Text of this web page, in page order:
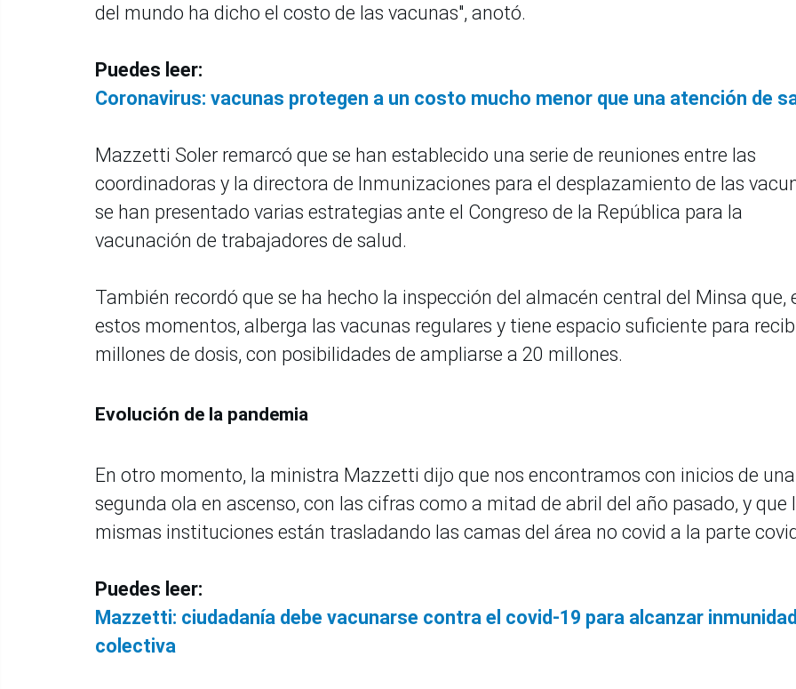
del mundo ha dicho el costo de las vacunas", anotó.
Puedes leer:
Coronavirus: vacunas protegen a un costo mucho menor que una atención de
Mazzetti Soler remarcó que se han establecido una serie de reuniones entre las
coordinadoras y la directora de Inmunizaciones para el desplazamiento de las
se han presentado varias estrategias ante el Congreso de la República para la
vacunación de trabajadores de salud.
También recordó que se ha hecho la inspección del almacén central del Minsa que,
estos momentos, alberga las vacunas regulares y tiene espacio suficiente para
millones de dosis, con posibilidades de ampliarse a 20 millones.
Evolución de la pandemia
En otro momento, la ministra Mazzetti dijo que nos encontramos con inicios de una
segunda ola en ascenso, con las cifras como a mitad de abril del año pasado, y que
mismas instituciones están trasladando las camas del área no covid a la parte
Puedes leer:
Mazzetti: ciudadanía debe vacunarse contra el covid-19 para alcanzar
colectiva